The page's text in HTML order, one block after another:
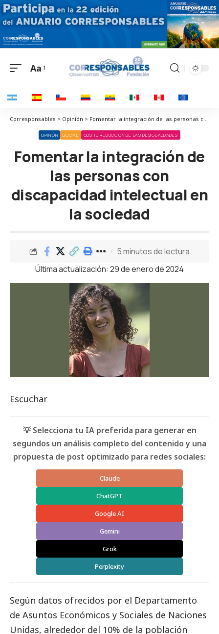
Aa
Corresponsables > Opinión > Fomentar la integración de las personas con discapacidad intelectual en la sociedad
OPINIÓN SOCIAL ODS 10 REDUCCIÓN DE LAS DESIGUALDADES
Fomentar la integración de
las personas con
discapacidad intelectual en
la sociedad
Última actualización: 29 de enero de 2024
5 minutos de lectura
Escuchar
💡 Selecciona tu IA preferida para generar en
segundos un análisis completo del contenido y una
propuesta de post optimizado para redes sociales:
Claude
ChatGPT
Google AI
Gemini
Grok
Perplexity
Según datos ofrecidos por el Departamento
de Asuntos Económicos y Sociales de Naciones
Unidas, alrededor del 10% de la población